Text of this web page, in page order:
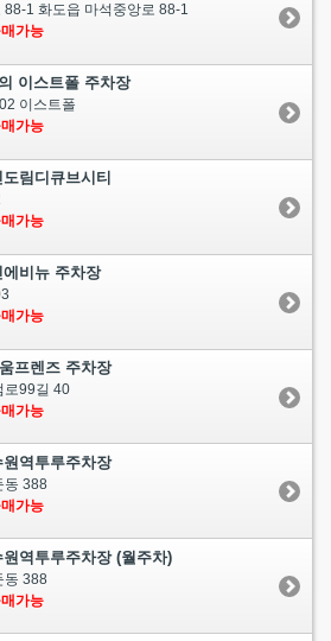
88-1 화도읍 마석중앙로 88-1
가능
이스트폴 주차장
이스트폴
가능
림디큐브시티
가능
비뉴 주차장
가능
프렌즈 주차장
로99길 40
가능
역투루주차장
동 388
가능
역투루주차장 (월주차)
동 388
가능